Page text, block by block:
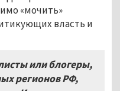
«мочить»
власть и
или блогеры,
регионов РФ,